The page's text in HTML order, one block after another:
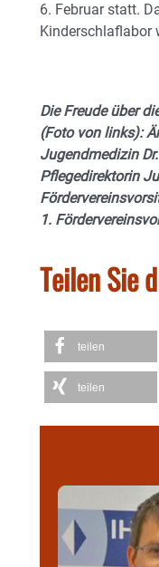
6. Februar statt.
Kinderschlaflabor
Die Freude über
(Foto von links):
Jugendmedizin
Pflegedirektorin
1.
Teilen Sie
teilen
teilen